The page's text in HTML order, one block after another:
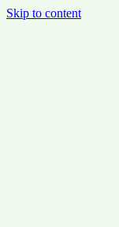
Skip to content